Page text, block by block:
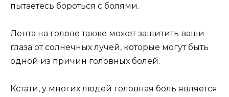
пытаетесь бороться с болями.
Лента на голове также может защитить ваши
глаза от солнечных лучей, которые могут быть
одной из причин головных болей.
Кстати, у многих людей головная боль является